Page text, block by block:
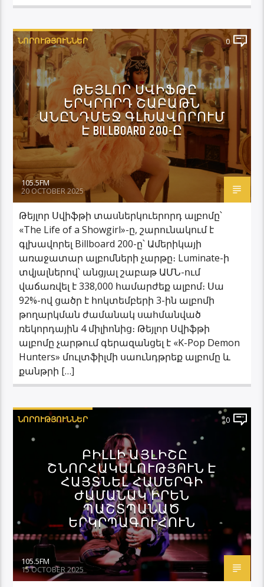
ՆՈՐՈՒԹՅՈՒՆՆԵՐ 0
ԹԵՅԼՈՐ ՍՎԻՖԹԸ
ԵՐԿՐՈՐԴ ՇԱԲԱԹՆ
ԱՆԸՆԴՄԵՋ ԳԼԽԱՎՈՐՈՒՄ
Է BILLBOARD 200-Ը
105.5FM
20 OCTOBER 2025
Թեյլոր Սվիֆթի տասներկուերորդ ալբոմը՝
«The Life of a Showgirl»-ը, շարունակում է
գլխավորել Billboard 200-ը՝ Ամերիկայի
առաջատար ալբոմների չարթը։ Luminate-ի
տվյալներով՝ անցյալ շաբաթ ԱՄՆ-ում
վաճառվել է 338,000 համարժեք ալբոմ։ Սա
92%-ով ցածր է հոկտեմբերի 3-ին ալբոմի
թողարկման ժամանակ սահմանված
ռեկորդային 4 միլիոնից։ Թեյլոր Սվիֆթի
ալբոմը չարթում գերազանցել է «K-Pop Demon
Hunters» մուլտֆիլմի սաունդթրեք ալբոմը և
քանթրի […]
ՆՈՐՈՒԹՅՈՒՆՆԵՐ 0
ԲԻԼԼԻ ԱՅԼԻՇԸ
ՇՆՈՐՀԱԿԱԼՈՒԹՅՈՒՆ Է
ՀԱՅՏՆԵԼ ՀԱՄԵՐԳԻ
ԺԱՄԱՆԱԿ ԻՐԵՆ
ՊԱՇՏՊԱՆԱԾ
ԵՐԿՐՊԱԳՈՒՀՈՒՆ
105.5FM
15 OCTOBER 2025